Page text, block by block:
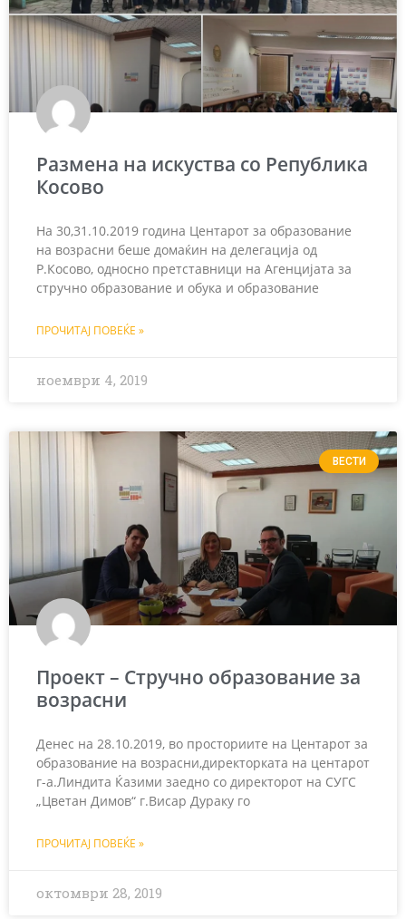
Размена на искуства со Република
Косово
На 30,31.10.2019 година Центарот за образование
на возрасни беше домаќин на делегација од
Р.Косово, односно претставници на Агенцијата за
стручно образование и обука и образование
ПРОЧИТАЈ ПОВЕЌЕ »
ноември 4, 2019
ВЕСТИ
Проект – Стручно образование за
возрасни
Денес на 28.10.2019, во просториите на Центарот за
образование на возрасни,директорката на центарот
г-а.Линдита Ќазими заедно со директорот на СУГС
„Цветан Димов“ г.Висар Дураку го
ПРОЧИТАЈ ПОВЕЌЕ »
октомври 28, 2019